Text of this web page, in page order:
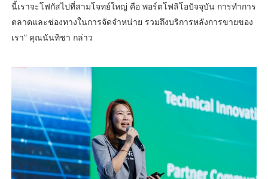
นี้เราจะโฟกัสไปที่สามโจทย์ใหญ่ คือ พอร์ตโฟลิโอปัจจุบัน การทำการ
ตลาดและช่องทางในการจัดจำหน่าย รวมถึงบริการหลังการขายของ
เรา” คุณนันทิชา กล่าว